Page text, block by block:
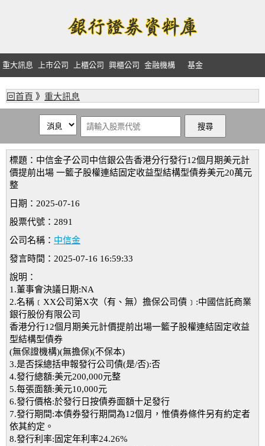
重大訊息 上市公司 上櫃公司 興櫃公司 金融機構 基金
回首頁 》 重大訊息
標題：中信金子公司中信銀公告香港分行發行12個月期美元計
價提前出場 一籃子股權連結固定收益型結構型債券美元20萬元
整
日期：2025-07-16
股票代號：2891
公司名稱： 中信金
發言時間：2025-07-16 16:59:33
說明：
1.董事會決議日期:NA
2.名稱﹝XX公司第X次（有、無）擔保公司債﹞:中國信託商業
銀行股份有限公司
香港分行12個月期美元計價提前出場一籃子股權連結固定收益
型結構型債券
(無保證機構)(無擔保)(不保本)
3.是否採總括申報發行公司債(是/否):否
4.發行總額:美元200,000元整
5.每張面額:美元10,000元
6.發行價格:於發行日按債券面額十足發行
7.發行期間:本債券發行期間為12個月，惟債券條件另有約定者
依其約定。
8.發行利率:固定年利率24.26%